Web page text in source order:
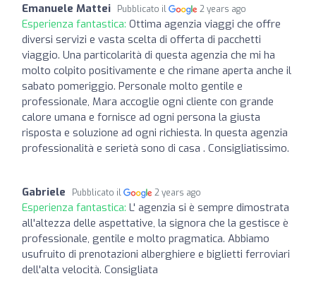
Emanuele Mattei Pubblicato il 2 years ago
Esperienza fantastica: Ottima agenzia viaggi che offre
diversi servizi e vasta scelta di offerta di pacchetti
viaggio. Una particolarità di questa agenzia che mi ha
molto colpito positivamente e che rimane aperta anche il
sabato pomeriggio. Personale molto gentile e
professionale, Mara accoglie ogni cliente con grande
calore umana e fornisce ad ogni persona la giusta
risposta e soluzione ad ogni richiesta. In questa agenzia
professionalità e serietà sono di casa . Consigliatissimo.
Gabriele Pubblicato il 2 years ago
Esperienza fantastica: L' agenzia si è sempre dimostrata
all'altezza delle aspettative, la signora che la gestisce è
professionale, gentile e molto pragmatica. Abbiamo
usufruito di prenotazioni alberghiere e biglietti ferroviari
dell'alta velocità. Consigliata